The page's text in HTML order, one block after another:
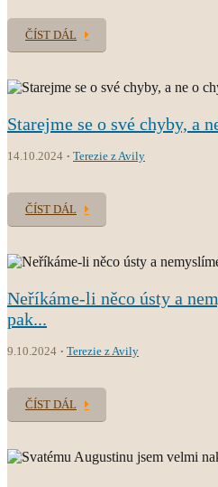
ČÍST DÁL
Starejme se o své chyby, a
14.10.2024 Terezie z Avily
ČÍST DÁL
Neříkáme-li něco ústy a
pak...
9.10.2024 Terezie z Avily
ČÍST DÁL